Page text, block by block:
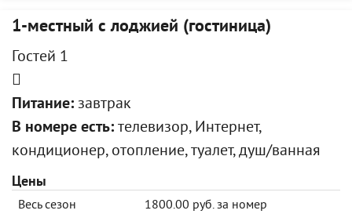
1-местный с лоджией (гостиница)
Гостей 1
Питание: завтрак
В номере есть: телевизор, Интернет,
кондиционер, отопление, туалет, душ/ванная
Цены
Весь сезон
1800.00 руб. за номер